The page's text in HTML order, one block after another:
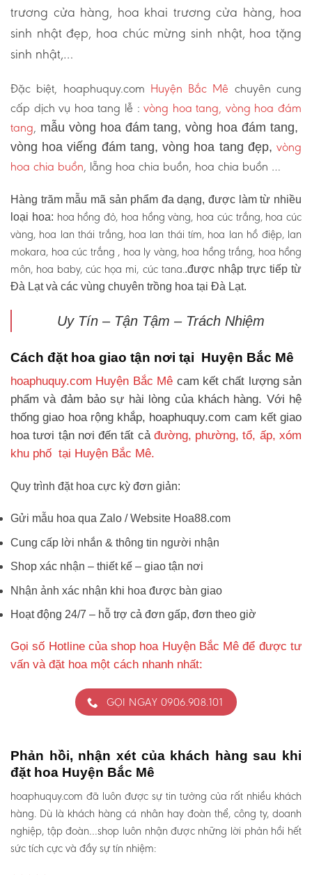
trương cửa hàng, hoa khai trương cửa hàng, hoa
sinh nhật đẹp, hoa chúc mừng sinh nhật, hoa tặng
sinh nhật,…
Đặc biệt, hoaphuquy.com Huyện Bắc Mê chuyên cung
cấp dịch vụ hoa tang lễ :vòng hoa tang, vòng hoa đám
tang, mẫu vòng hoa đám tang, vòng hoa đám tang,
vòng hoa viếng đám tang, vòng hoa tang đẹp, vòng
hoa chia buồn, lẵng hoa chia buồn, hoa chia buồn …
Hàng trăm mẫu mã sản phẩm đa dạng, được làm từ nhiều
loại hoa: hoa hồng đỏ, hoa hồng vàng, hoa cúc trắng, hoa cúc
vàng, hoa lan thái trắng, hoa lan thái tím, hoa lan hồ điệp, lan
mokara, hoa cúc trắng , hoa ly vàng, hoa hồng trắng, hoa hồng
môn, hoa baby, cúc họa mi, cúc tana..được nhập trực tiếp từ
Đà Lạt và các vùng chuyên trồng hoa tại Đà Lạt.
Uy Tín – Tận Tậm – Trách Nhiệm
Cách đặt hoa giao tận nơi tại Huyện Bắc Mê
hoaphuquy.com Huyện Bắc Mê cam kết chất lượng sản
phẩm và đảm bảo sự hài lòng của khách hàng. Với hệ
thống giao hoa rộng khắp, hoaphuquy.com cam kết giao
hoa tươi tận nơi đến tất cả đường, phường, tổ, ấp, xóm
khu phố tại Huyện Bắc Mê.
Quy trình đặt hoa cực kỳ đơn giản:
Gửi mẫu hoa qua Zalo / Website Hoa88.com
Cung cấp lời nhắn & thông tin người nhận
Shop xác nhận – thiết kế – giao tận nơi
Nhận ảnh xác nhận khi hoa được bàn giao
Hoạt động 24/7 – hỗ trợ cả đơn gấp, đơn theo giờ
Gọi số Hotline của shop hoa Huyện Bắc Mê để được tư
vấn và đặt hoa một cách nhanh nhất:
GỌI NGAY 0906.908.101
Phản hồi, nhận xét của khách hàng sau khi
đặt hoa Huyện Bắc Mê
hoaphuquy.com đã luôn được sự tin tưởng của rất nhiều khách
hàng. Dù là khách hàng cá nhân hay đoàn thể, công ty, doanh
nghiệp, tập đoàn…shop luôn nhận được những lời phản hồi hết
sức tích cực và đầy sự tín nhiệm: